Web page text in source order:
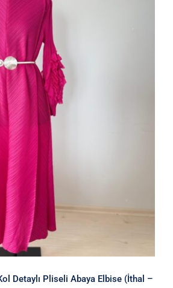
Çiçek Kol Detaylı Pliseli
(İthal – A Kalite)
Detaylı Pliseli Abaya Elbise (İthal –